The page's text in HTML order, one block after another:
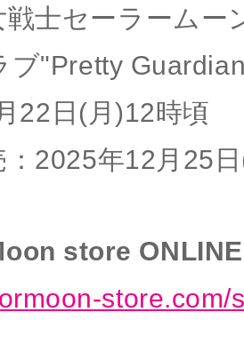
戦士セーラーム
ブ"Pretty
22日(月)12時頃
：2025年12月25
store
store.com/